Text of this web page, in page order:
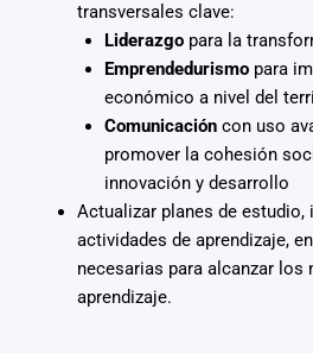
transversales clave:
Liderazgo para la
Emprendedurismo para
económico a nivel del
Comunicación con uso
promover la cohesión
innovación y desarrollo
Actualizar planes de estudio,
actividades de aprendizaje,
necesarias para alcanzar los
aprendizaje.